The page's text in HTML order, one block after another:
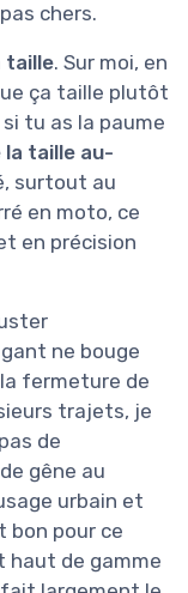
chers.
taille. Sur moi, en
ça taille plutôt
tu as la paume
la taille au-
surtout au
en moto, ce
en précision
ne bouge
fermeture de
trajets, je
de
gêne au
urbain et
bon pour ce
haut de gamme